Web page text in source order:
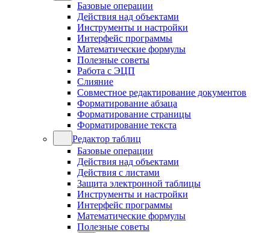
Базовые операции
Действия над объектами
Инструменты и настройки
Интерфейс программы
Математические формулы
Полезные советы
Работа с ЭЦП
Слияние
Совместное редактирование документов
Форматирование абзаца
Форматирование страницы
Форматирование текста
Редактор таблиц
Базовые операции
Действия над объектами
Действия с листами
Защита электронной таблицы
Инструменты и настройки
Интерфейс программы
Математические формулы
Полезные советы